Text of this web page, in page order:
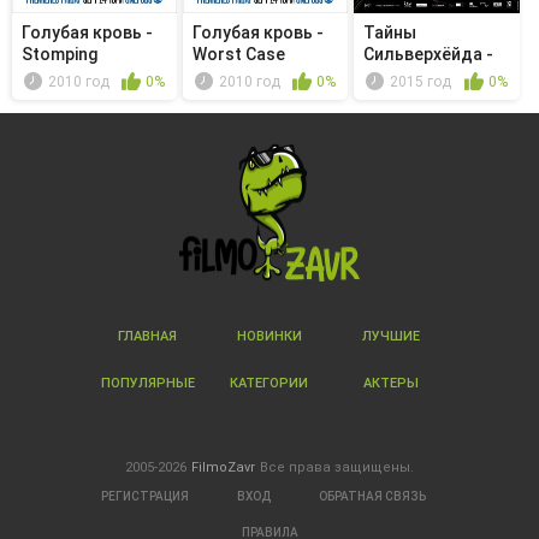
Голубая кровь -
Stomping
Grounds
2010 год 0%
Голубая кровь -
Worst Case
Scenario
2010 год 0%
Тайны
Сильверхёйда -
Jordskott II: De...
2015 год 0%
ГЛАВНАЯ НОВИНКИ ЛУЧШИЕ
ПОПУЛЯРНЫЕ КАТЕГОРИИ АКТЕРЫ
2005-2026 FilmoZavr Все права защищены.
РЕГИСТРАЦИЯ ВХОД ОБРАТНАЯ СВЯЗЬ
ПРАВИЛА